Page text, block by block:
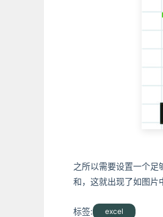
之所以需要设置一个足
和，这就出现了如图片
标签: excel